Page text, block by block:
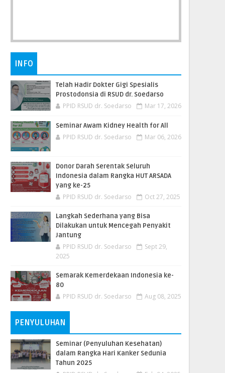
INFO
Telah Hadir Dokter Gigi Spesialis
Prostodonsia di RSUD dr. Soedarso
PPID RSUD dr. Soedarso Mar 17, 2026
Seminar Awam Kidney Health for All
PPID RSUD dr. Soedarso Mar 06, 2026
Donor Darah Serentak Seluruh
Indonesia dalam Rangka HUT ARSADA
yang ke-25
PPID RSUD dr. Soedarso Oct 27, 2025
Langkah Sederhana yang Bisa
Dilakukan untuk Mencegah Penyakit
Jantung
PPID RSUD dr. Soedarso
Sept 29,
2025
Semarak Kemerdekaan Indonesia ke-
80
PPID RSUD dr. Soedarso Aug 08, 2025
PENYULUHAN
Seminar (Penyuluhan Kesehatan)
dalam Rangka Hari Kanker Sedunia
Tahun 2025